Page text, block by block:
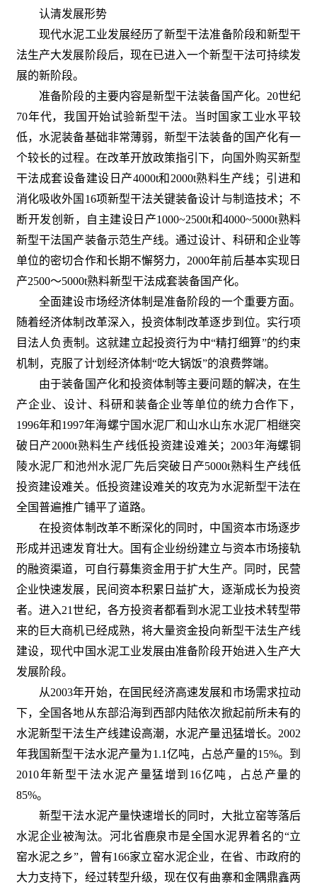
认清发展形势
现代水泥工业发展经历了新型干法准备阶段和新型干
法生产大发展阶段后，现在已进入一个新型干法可持续发
展的新阶段。
准备阶段的主要内容是新型干法装备国产化。20世纪
70年代，我国开始试验新型干法。当时国家工业水平较
低，水泥装备基础非常薄弱，新型干法装备的国产化有一
个较长的过程。在改革开放政策指引下，向国外购买新型
干法成套设备建设日产4000t和2000t熟料生产线；引进和
消化吸收外国16项新型干法关键装备设计与制造技术；不
断开发创新，自主建设日产1000~2500t和4000~5000t熟料
新型干法国产装备示范生产线。通过设计、科研和企业等
单位的密切合作和长期不懈努力，2000年前后基本实现日
产2500～5000t熟料新型干法成套装备国产化。
全面建设市场经济体制是准备阶段的一个重要方面。
随着经济体制改革深入，投资体制改革逐步到位。实行项
目法人负责制。这就建立起投资行为中“精打细算”的约束
机制，克服了计划经济体制“吃大锅饭”的浪费弊端。
由于装备国产化和投资体制等主要问题的解决，在生
产企业、设计、科研和装备企业等单位的统力合作下，
1996年和1997年海螺宁国水泥厂和山水山东水泥厂相继突
破日产2000t熟料生产线低投资建设难关；2003年海螺铜
陵水泥厂和池州水泥厂先后突破日产5000t熟料生产线低
投资建设难关。低投资建设难关的攻克为水泥新型干法在
全国普遍推广铺平了道路。
在投资体制改革不断深化的同时，中国资本市场逐步
形成并迅速发育壮大。国有企业纷纷建立与资本市场接轨
的融资渠道，可自行募集资金用于扩大生产。同时，民营
企业快速发展，民间资本积累日益扩大，逐渐成长为投资
者。进入21世纪，各方投资者都看到水泥工业技术转型带
来的巨大商机已经成熟，将大量资金投向新型干法生产线
建设，现代中国水泥工业发展由准备阶段开始进入生产大
发展阶段。
从2003年开始，在国民经济高速发展和市场需求拉动
下，全国各地从东部沿海到西部内陆依次掀起前所未有的
水泥新型干法生产线建设高潮，水泥产量迅猛增长。2002
年我国新型干法水泥产量为1.1亿吨，占总产量的15%。到
2010年新型干法水泥产量猛增到16亿吨，占总产量的
85%。
新型干法水泥产量快速增长的同时，大批立窑等落后
水泥企业被淘汰。河北省鹿泉市是全国水泥界着名的“立
窑水泥之乡”，曾有166家立窑水泥企业，在省、市政府的
大力支持下，经过转型升级，现在仅有曲寨和金隅鼎鑫两